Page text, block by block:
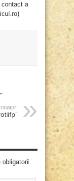
a
obligatorii